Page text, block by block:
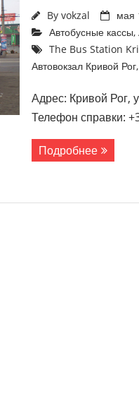
By vokzal
мая
Автобусные кассы,
The Bus Station
Автовокзал Кривой Рог
Адрес: Кривой Рог,
Телефон справки:
Подробнее